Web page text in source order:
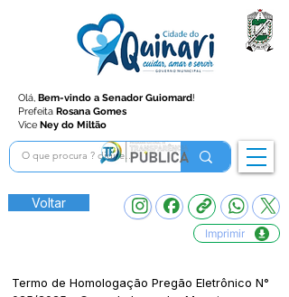
Olá, Bem-vindo a Senador Guiomard!
Prefeita Rosana Gomes
Vice Ney do Miltão
Voltar
Imprimir
Termo de Homologação Pregão Eletrônico N°